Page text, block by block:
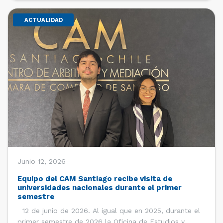
ACTUALIDAD
Junio 12, 2026
Equipo del CAM Santiago recibe visita de
universidades nacionales durante el primer
semestre
12 de junio de 2026. Al igual que en 2025, durante el